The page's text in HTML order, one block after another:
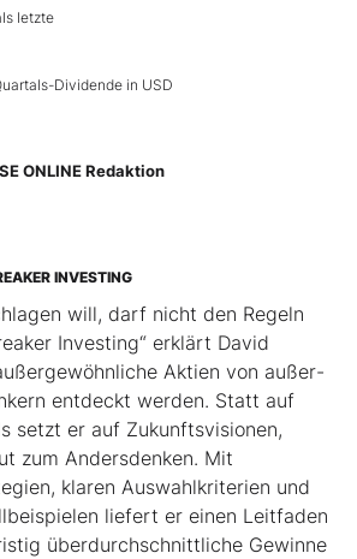
letzte
Dividende in USD
ONLINE Redaktion
INVESTING
will, darf nicht den Regeln
Investing“ erklärt David
Aktien von außer­
entdeckt werden. Statt auf
setzt er auf Zukunftsvisionen,
zum Andersdenken. Mit
klaren Auswahlkriterien und
liefert er einen Leit­faden
überdurchschnittliche Gewinne